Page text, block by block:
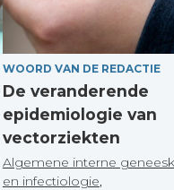
WOORD VAN DE REDACTIE
De veranderende
epidemiologie van
vectorziekten
Algemene interne
en infectiologie